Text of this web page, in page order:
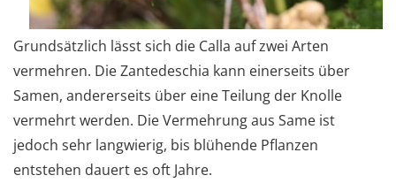
Grundsätzlich lässt sich die Calla auf zwei Arten
vermehren. Die Zantedeschia kann einerseits über
Samen, andererseits über eine Teilung der Knolle
vermehrt werden. Die Vermehrung aus Same ist
jedoch sehr langwierig, bis blühende Pflanzen
entstehen dauert es oft Jahre.